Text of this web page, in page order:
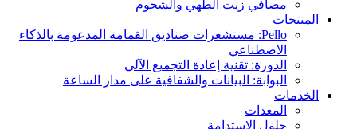
مصافي زيت الطهي والشحوم
المنتجات
Pello: مستشعرات صناديق القمامة المدعومة بالذكاء
الاصطناعي
الدورة: تقنية إعادة التجميع الآلي
البوابة: البيانات والشفافية على مدار الساعة
الخدمات
المعدات
حلول الاستدامة